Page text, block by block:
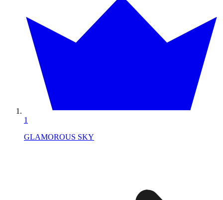
1
GLAMOROUS SKY